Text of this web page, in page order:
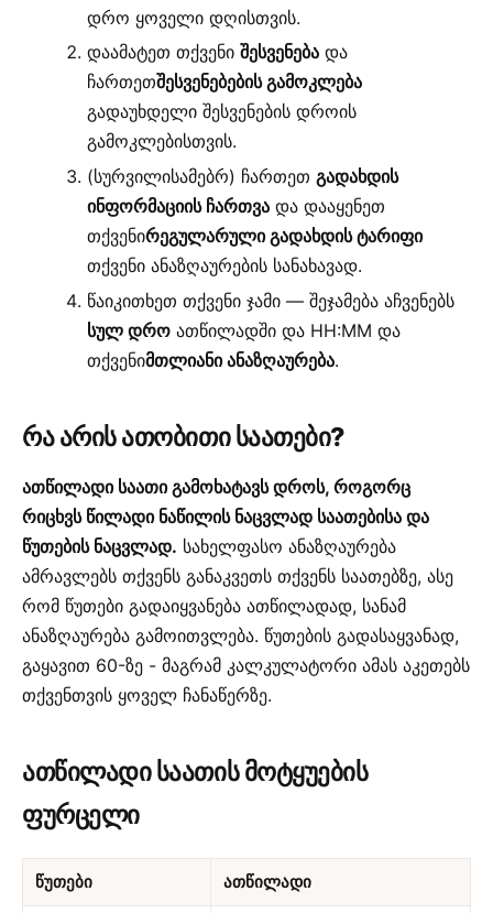
დრო ყოველი დღისთვის.
დაამატეთ თქვენიშესვენება და
ჩართეთშესვენებების გამოკლება
გადაუხდელი შესვენების დროის
გამოკლებისთვის.
(სურვილისამებრ) ჩართეთგადახდის
ინფორმაციის ჩართვა და დააყენეთ
თქვენირეგულარული გადახდის ტარიფი
თქვენი ანაზღაურების სანახავად.
წაიკითხეთ თქვენი ჯამი — შეჯამება აჩვენებს
სულ დრო ათწილადში და HH:MM და
თქვენიმთლიანი ანაზღაურება.
რა არის ათობითი საათები?
ათწილადი საათი გამოხატავს დროს, როგორც
რიცხვს წილადი ნაწილის ნაცვლად საათებისა და
წუთების ნაცვლად. სახელფასო ანაზღაურება
ამრავლებს თქვენს განაკვეთს თქვენს საათებზე, ასე
რომ წუთები გადაიყვანება ათწილადად, სანამ
ანაზღაურება გამოითვლება. წუთების გადასაყვანად,
გაყავით 60-ზე - მაგრამ კალკულატორი ამას აკეთებს
თქვენთვის ყოველ ჩანაწერზე.
ათწილადი საათის მოტყუების
ფურცელი
წუთები ათწილადი